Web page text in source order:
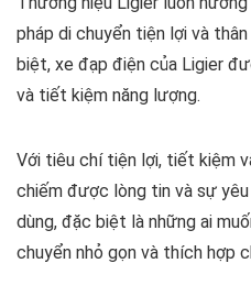
pháp di chuyển tiện lợi và
biệt, xe đạp điện của Ligier
và tiết kiệm năng lượng.
Với tiêu chí tiện lợi, tiết kiệm
chiếm được lòng tin và sự
dùng, đặc biệt là những ai
chuyển nhỏ gọn và thích hợp